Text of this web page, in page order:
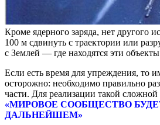
Кроме ядерного заряда, нет другого
100 м сдвинуть с траектории или
с Землей — где находятся эти
Если есть время для упреждения, то
осторожно: необходимо правильно
части. Для реализации такой
«МИРОВОЕ СООБЩЕСТВО
ДАЛЬНЕЙШЕМ»